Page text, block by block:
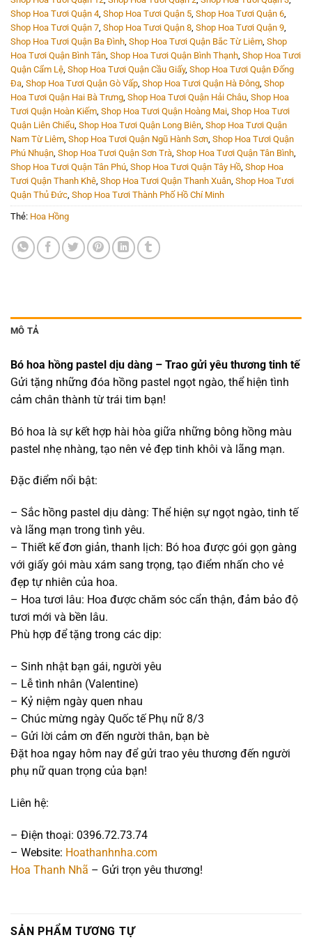
Shop Hoa Tươi Quận 4 Shop Hoa Tươi Quận 5 Shop Hoa Tươi Quận 6
Shop Hoa Tươi Quận 7 Shop Hoa Tươi Quận 8 Shop Hoa Tươi Quận 9
Shop Hoa Tươi Quận Ba Đình Shop Hoa Tươi Quận Bắc Từ Liêm Shop
Hoa Tươi Quận Bình Tân Shop Hoa Tươi Quận Bình Thạnh Shop Hoa Tươi
Quận Cẩm Lệ Shop Hoa Tươi Quận Cầu Giấy, Shop Hoa Tươi Quận Đống
Đa Shop Hoa Tươi Quận Gò Vấp Shop Hoa Tươi Quận Hà Đông Shop
Hoa Tươi Quận Hai Bà Trưng Shop Hoa Tươi Quận Hải Châu Shop Hoa
Tươi Quận Hoàn Kiếm Shop Hoa Tươi Quận Hoàng Mai Shop Hoa Tươi
Quận Liên Chiểu Shop Hoa Tươi Quận Long Biên Shop Hoa Tươi Quận
Nam Từ Liêm Shop Hoa Tươi Quận Ngũ Hành Sơn Shop Hoa Tươi Quận
Phú Nhuận Shop Hoa Tươi Quận Sơn Trà Shop Hoa Tươi Quận Tân Bình
Shop Hoa Tươi Quận Tân Phú Shop Hoa Tươi Quận Tây Hồ Shop Hoa
Tươi Quận Thanh Khê Shop Hoa Tươi Quận Thanh Xuân Shop Hoa Tươi
Quận Thủ Đức Shop Hoa Tươi Thành Phố Hồ Chí Minh
Thẻ: Hoa Hồng
MÔ TẢ
Bó hoa hồng pastel dịu dàng – Trao gửi yêu thương tinh tế
Gửi tặng những đóa hồng pastel ngọt ngào, thể hiện tình
cảm chân thành từ trái tim bạn!
Bó hoa là sự kết hợp hài hòa giữa những bông hồng màu
pastel nhẹ nhàng, tạo nên vẻ đẹp tinh khôi và lãng mạn.
Đặc điểm nổi bật:
– Sắc hồng pastel dịu dàng: Thể hiện sự ngọt ngào, tinh tế
và lãng mạn trong tình yêu.
– Thiết kế đơn giản, thanh lịch: Bó hoa được gói gọn gàng
với giấy gói màu xám sang trọng, tạo điểm nhấn cho vẻ
đẹp tự nhiên của hoa.
– Hoa tươi lâu: Hoa được chăm sóc cẩn thận, đảm bảo độ
tươi mới và bền lâu.
Phù hợp để tặng trong các dịp:
– Sinh nhật bạn gái, người yêu
– Lễ tình nhân (Valentine)
– Kỷ niệm ngày quen nhau
– Chúc mừng ngày Quốc tế Phụ nữ 8/3
– Gửi lời cảm ơn đến người thân, bạn bè
Đặt hoa ngay hôm nay để gửi trao yêu thương đến người
phụ nữ quan trọng của bạn!
Liên hệ:
– Điện thoại: 0396.72.73.74
– Website: Hoathanhnha.com
Hoa Thanh Nhã – Gửi trọn yêu thương!
SẢN PHẨM TƯƠNG TỰ